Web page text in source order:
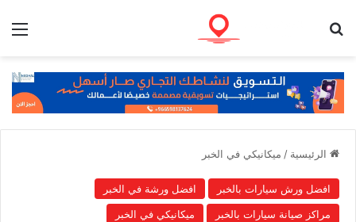
الرئيسية / ميكانيكي في الخبر
افضل ورش سيارات بالخبر
افضل ورشة في الخبر
مراكز صيانة سيارات بالخبر
ميكانيكي في الخبر